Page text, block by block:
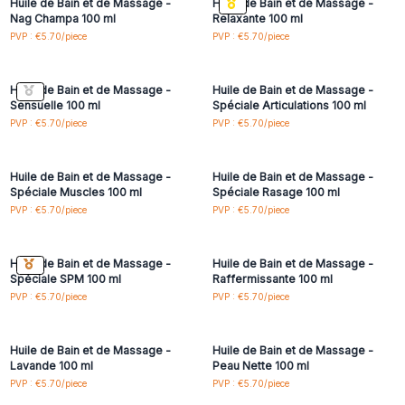
pour vous faire économiser du temps.
Huile de Bain et de Massage -
Nag Champa 100 ml
PVP : €5.70/piece
Huile de Bain et de Massage -
Relaxante 100 ml
PVP : €5.70/piece
Connectez-vous ou
Huile de Bain et de Massage -
Sensuelle 100 ml
PVP : €5.70/piece
Connectez-vous ou
Huile de Bain et de Massage -
Spéciale Articulations 100 ml
PVP : €5.70/piece
Connectez-vous ou
Huile de Bain et de Massage -
Spéciale Muscles 100 ml
PVP : €5.70/piece
Connectez-vous ou
Huile de Bain et de Massage -
Spéciale Rasage 100 ml
PVP : €5.70/piece
Connectez-vous ou
Huile de Bain et de Massage -
Spéciale SPM 100 ml
PVP : €5.70/piece
Connectez-vous ou
Huile de Bain et de Massage -
Raffermissante 100 ml
PVP : €5.70/piece
Connectez-vous ou
Huile de Bain et de Massage -
Lavande 100 ml
PVP : €5.70/piece
Connectez-vous ou
Huile de Bain et de Massage -
Peau Nette 100 ml
PVP : €5.70/piece